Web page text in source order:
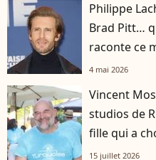
Philippe
Brad Pitt…
raconte ce
4 mai 2026
Vincent
studios de
fille qui a
15 juillet 2026